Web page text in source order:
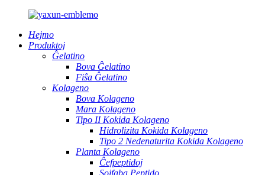
Hejmo
Produktoj
Ĝelatino
Bova Ĝelatino
Fiŝa Ĝelatino
Kolageno
Bova Kolageno
Mara Kolageno
Tipo II Kokida Kolageno
Hidrolizita Kokida Kolageno
Tipo 2 Nedenaturita Kokida Kolageno
Planta Kolageno
Ĉefpeptidoj
Sojfaba Peptido